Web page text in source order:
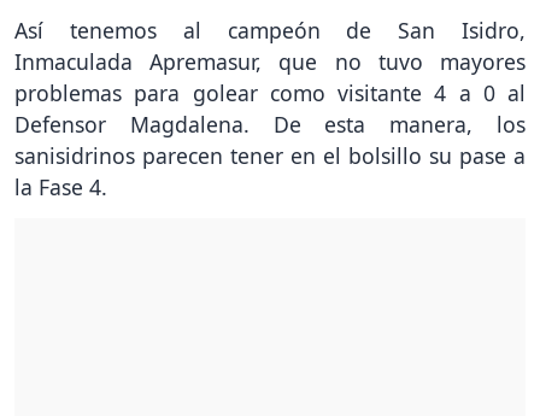
Así tenemos al campeón de San Isidro,
Inmaculada Apremasur, que no tuvo mayores
problemas para golear como visitante 4 a 0 al
Defensor Magdalena. De esta manera, los
sanisidrinos parecen tener en el bolsillo su pase a
la Fase 4.